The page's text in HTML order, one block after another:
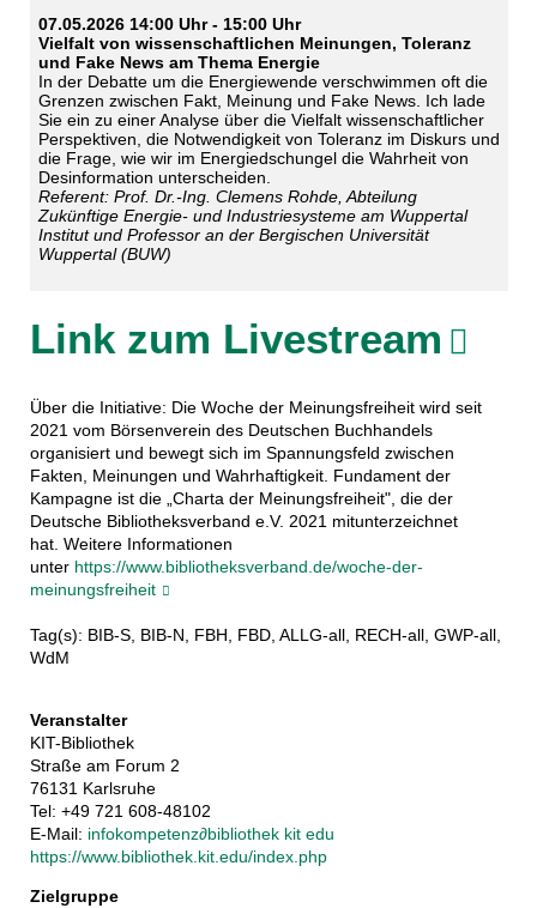
07.05.2026 14:00 Uhr - 15:00 Uhr
Vielfalt von wissenschaftlichen Meinungen, Toleranz
und Fake News am Thema Energie
In der Debatte um die Energiewende verschwimmen oft die
Grenzen zwischen Fakt, Meinung und Fake News. Ich lade
Sie ein zu einer Analyse über die Vielfalt wissenschaftlicher
Perspektiven, die Notwendigkeit von Toleranz im Diskurs und
die Frage, wie wir im Energiedschungel die Wahrheit von
Desinformation unterscheiden.
Referent: Prof. Dr.-Ing. Clemens Rohde, Abteilung
Zukünftige Energie- und Industriesysteme am Wuppertal
Institut und Professor an der Bergischen Universität
Wuppertal (BUW)
Link zum Livestream
Über die Initiative: Die Woche der Meinungsfreiheit wird seit
2021 vom Börsenverein des Deutschen Buchhandels
organisiert und bewegt sich im Spannungsfeld zwischen
Fakten, Meinungen und Wahrhaftigkeit. Fundament der
Kampagne ist die „Charta der Meinungsfreiheit", die der
Deutsche Bibliotheksverband e.V. 2021 mitunterzeichnet
hat. Weitere Informationen
unter https://www.bibliotheksverband.de/woche-der-
meinungsfreiheit
Tag(s): BIB-S, BIB-N, FBH, FBD, ALLG-all, RECH-all, GWP-all,
WdM
Veranstalter
KIT-Bibliothek
Straße am Forum 2
76131 Karlsruhe
Tel: +49 721 608-48102
E-Mail: infokompetenz∂bibliothek kit edu
https://www.bibliothek.kit.edu/index.php
Zielgruppe